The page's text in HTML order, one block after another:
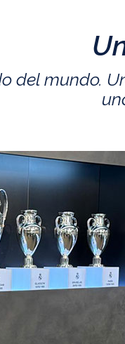
del mundo.